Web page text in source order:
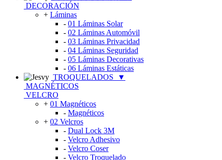
DECORACIÓN
+ Láminas
- 01 Láminas Solar
- 02 Láminas Automóvil
- 03 Láminas Privacidad
- 04 Láminas Seguridad
- 05 Láminas Decorativas
- 06 Láminas Estáticas
TROQUELADOS
▼
MAGNÉTICOS
VELCRO
+ 01 Magnéticos
- Magnéticos
+ 02 Velcros
- Dual Lock 3M
- Velcro Adhesivo
- Velcro Coser
- Velcro Troquelado